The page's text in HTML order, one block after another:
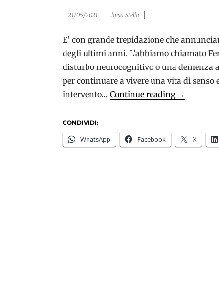
21/05/2021 Eloisa Stella
E’ con grande trepidazione che
degli ultimi anni. L’abbiamo chiamato
disturbo neurocognitivo o una demenza
per continuare a vivere una vita di senso
intervento… Continue reading Demenze
precoce
e
→
CONDIVIDI:
WhatsApp Facebook X